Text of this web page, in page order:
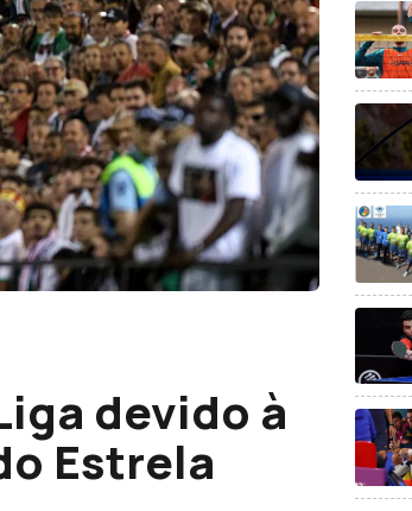
devido à
Estrela